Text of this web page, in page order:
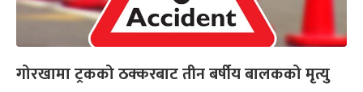
गोरखामा ट्रकको ठक्करबाट तीन बर्षीय बालकको मृत्यु